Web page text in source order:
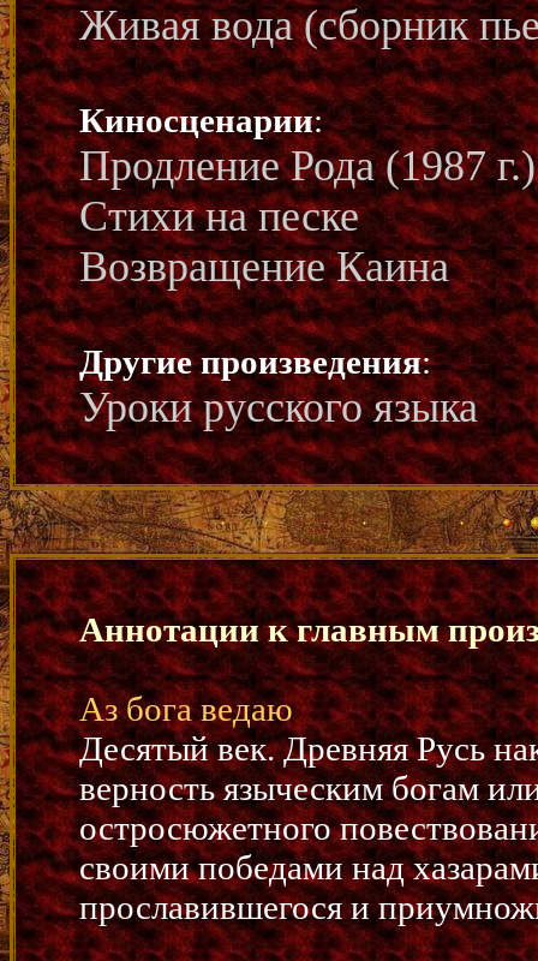
Живая вода (сборник
Киносценарии:
Продление Рода (1987 г.)
Стихи на песке
Возвращение Каина
Другие произведения:
Уроки русского языка
Аннотации к главным
Аз бога ведаю
Десятый век. Древняя Русь
верность языческим богам
остросюжетного
своими победами над
прославившегося и